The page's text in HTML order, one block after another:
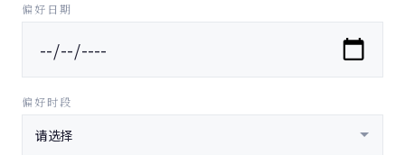
偏好日期
偏好时段